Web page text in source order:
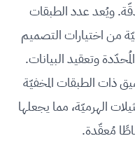
ويُعد عدد الطبقات
من اختيارات التصميم
وتعقيد البيانات.
ذات الطبقات المخفيّة
الهرميّة، مما يجعلها
مُعقّدة.